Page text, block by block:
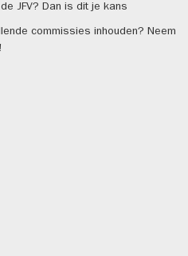
JFV? Dan is dit je kans
commissies inhouden? Neem